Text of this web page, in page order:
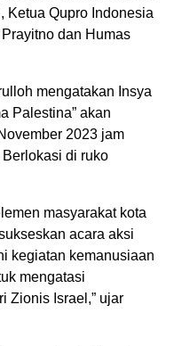
Ketua Qupro Indonesia
dan Humas
mengatakan Insya
Palestina” akan
2023 jam
di ruko
masyarakat kota
acara aksi
kegiatan kemanusiaan
mengatasi
Zionis Israel,” ujar